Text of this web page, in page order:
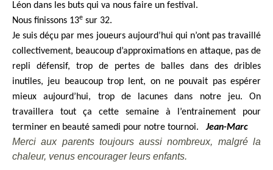
Léon dans les buts qui va nous faire un festival.
Nous finissons 13e sur 32.
Je suis déçu par mes joueurs aujourd’hui qui n’ont pas travaillé
collectivement, beaucoup d’approximations en attaque, pas de
repli défensif, trop de pertes de balles dans des dribles
inutiles, jeu beaucoup trop lent, on ne pouvait pas espérer
mieux aujourd’hui, trop de lacunes dans notre jeu. On
travaillera tout ça cette semaine à l’entrainement pour
terminer en beauté samedi pour notre tournoi.Jean-Marc
Merci aux parents toujours aussi nombreux, malgré la
chaleur, venus encourager leurs enfants.